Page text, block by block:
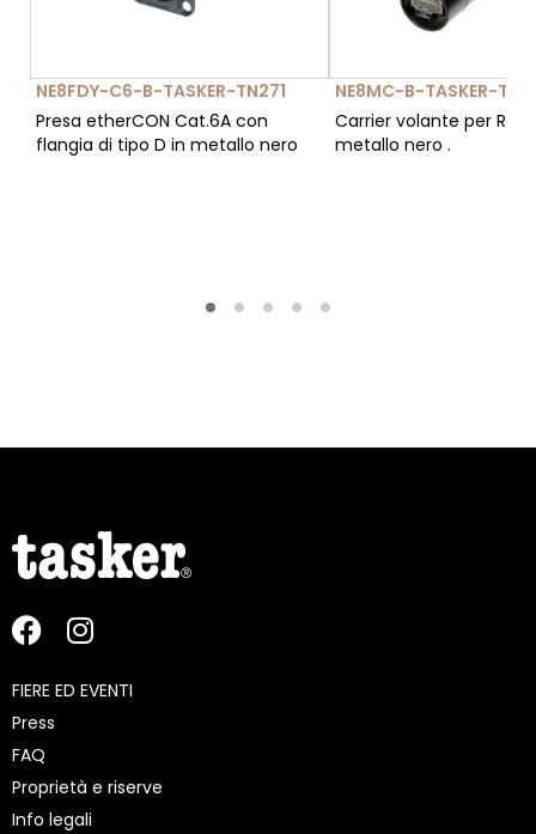
NE8FDY-C6-B-TASKER-TN271
Presa etherCON Cat.6A con
flangia di tipo D in metallo nero
NE8MC-B-TASKER-
Carrier volante per
metallo nero .
FIERE ED EVENTI
Press
FAQ
Proprietà e riserve
Info legali